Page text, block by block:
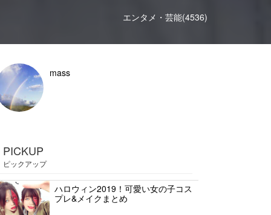
エンタメ・芸能(4536)
mass
PICKUP
ピックアップ
ハロウィン2019！可愛い女の子コス
プレ&メイクまとめ